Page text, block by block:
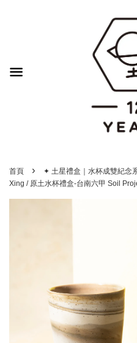
首頁 › ✦ 土星禮盒｜水杯成雙紀念
Xing / 原土水杯禮盒-台南六甲 Soil